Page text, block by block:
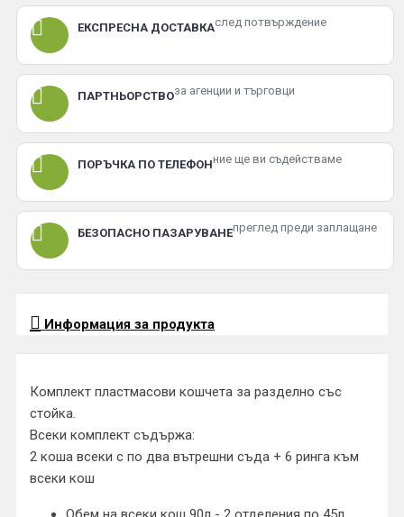
ЕКСПРЕСНА ДОСТАВКАслед потвърждение
ПАРТНЬОРСТВОза агенции и търговци
ПОРЪЧКА ПО ТЕЛЕФОНние ще ви съдействаме
БЕЗОПАСНО ПАЗАРУВАНЕпреглед преди заплащане
Информация за продукта
Комплект пластмасови кошчета за разделно със
стойка.
Всеки комплект съдържа:
2 коша всеки с по два вътрешни съда + 6 ринга към
всеки кош